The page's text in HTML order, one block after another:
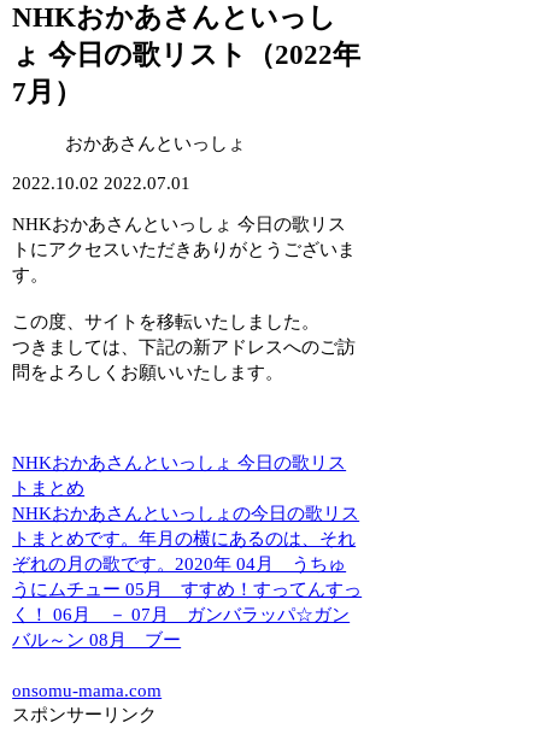
NHKおかあさんといっし
ょ 今日の歌リスト（2022年
7月）
おかあさんといっしょ
2022.10.02 2022.07.01
NHKおかあさんといっしょ 今日の歌リス
トにアクセスいただきありがとうございま
す。
この度、サイトを移転いたしました。
つきましては、下記の新アドレスへのご訪
問をよろしくお願いいたします。
NHKおかあさんといっしょ 今日の歌リス
トまとめ
NHKおかあさんといっしょの今日の歌リス
トまとめです。年月の横にあるのは、それ
ぞれの月の歌です。2020年 04月 うちゅ
うにムチュー 05月 すすめ！すってんすっ
く！ 06月 － 07月 ガンバラッパ☆ガン
バル～ン 08月 ブー
onsomu-mama.com
スポンサーリンク